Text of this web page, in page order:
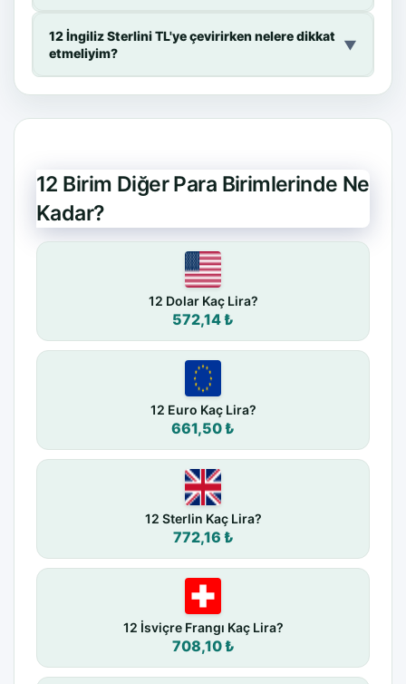
12 İngiliz Sterlini TL'ye çevirirken nelere dikkat
etmeliyim?
▼
12 Birim Diğer Para Birimlerinde Ne
Kadar?
12 Dolar Kaç Lira?
572,14 ₺
12 Euro Kaç Lira?
661,50 ₺
12 Sterlin Kaç Lira?
772,16 ₺
12 İsviçre Frangı Kaç Lira?
708,10 ₺